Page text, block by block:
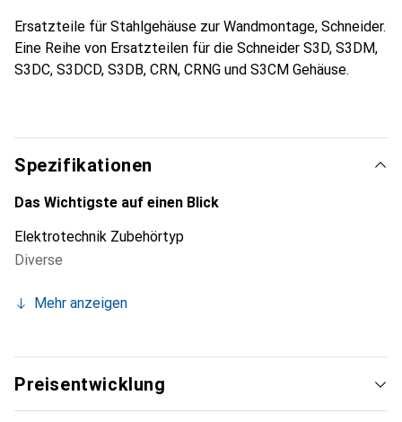
Ersatzteile für Stahlgehäuse zur Wandmontage, Schneider.
Eine Reihe von Ersatzteilen für die Schneider S3D, S3DM,
S3DC, S3DCD, S3DB, CRN, CRNG und S3CM Gehäuse.
Spezifikationen
Das Wichtigste auf einen Blick
Elektrotechnik Zubehörtyp
Diverse
Mehr anzeigen
Preisentwicklung